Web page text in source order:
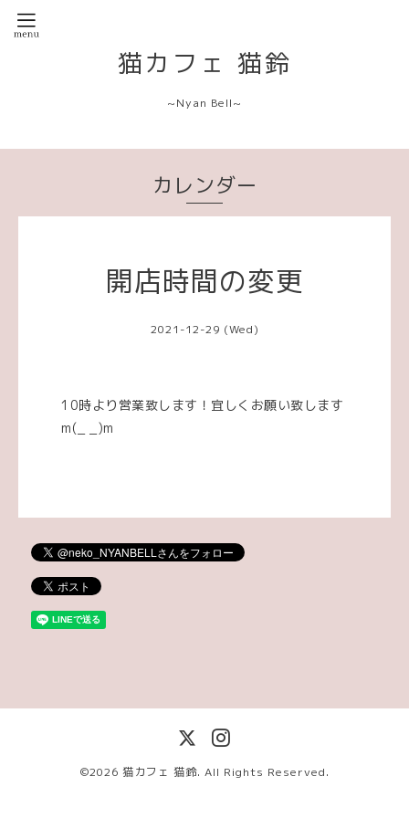
猫カフェ 猫鈴
~Nyan Bell~
カレンダー
開店時間の変更
2021-12-29 (Wed)
10時より営業致します！宜しくお願い致します
m(_ _)m
©2026 猫カフェ 猫鈴. All Rights Reserved.